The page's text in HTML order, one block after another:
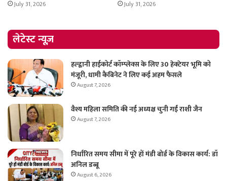
July 31, 2026 July 31, 2026
लेटेस्ट न्यूज़
हल्द्वानी हाईकोर्ट कॉम्प्लेक्स के लिए 30 हेक्टेयर भूमि को
मंजूरी, धामी कैबिनेट ने लिए कई अहम फैसले
August 7, 2026
वैश्य महिला समिति की नई अध्यक्ष चुनी गईं राशी जैन
August 7, 2026
निर्धारित समय सीमा में पूरे हों मंडी बोर्ड के विकास कार्य: डॉ
अनिल डब्बू
August 6, 2026